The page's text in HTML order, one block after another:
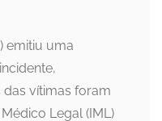
emitiu uma
vítimas foram
Legal (IML)